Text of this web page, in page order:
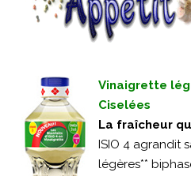
Vinaigrette
Ciselées
La fraîcheur
ISIO 4 agrandit
légères**